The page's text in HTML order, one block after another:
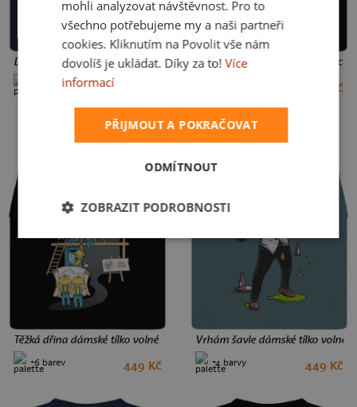
S
Dědo, vyprávěj dámské tílko volné Navy
+2 barvy
Našrot dámské tílko volné Black
449 Kč
Těžká dřina dámské tílko volné Black
+6 barev 449 Kč
Vrhám šavle dámské tílko volné
+4 barvy 449 Kč
mohli analyzovat návštěvnost. Pro to
všechno potřebujeme my a naši partneři
cookies. Kliknutím na Povolit vše nám
dovolíš je ukládat. Díky za to! Více
informací
PŘIJMOUT A POKRAČOVAT
ODMÍTNOUT
ZOBRAZIT PODROBNOSTI